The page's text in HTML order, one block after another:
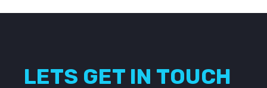
LETS GET IN TOUCH